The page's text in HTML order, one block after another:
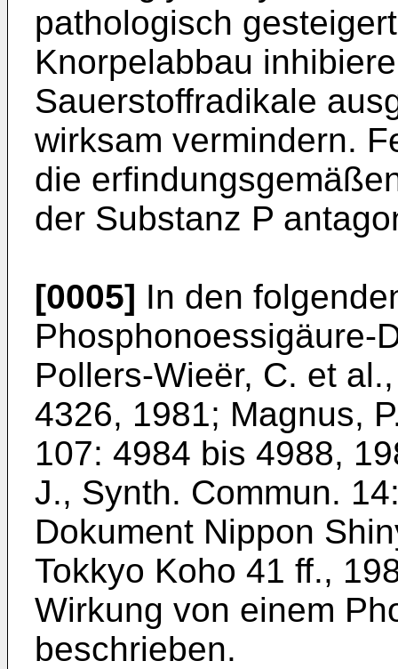
pathologisch
Knorpelabbau
Sauerstoffradikale
wirksam vermindern.
die
der Substanz P
[0005] In den
Phosphonoessigäure-
Pollers-Wieër, C. et
4326, 1981; Magnus,
107: 4984 bis 4988,
J., Synth. Commun.
Dokument Nippon
Tokkyo Koho 41 ff.,
Wirkung von einem
beschrieben.